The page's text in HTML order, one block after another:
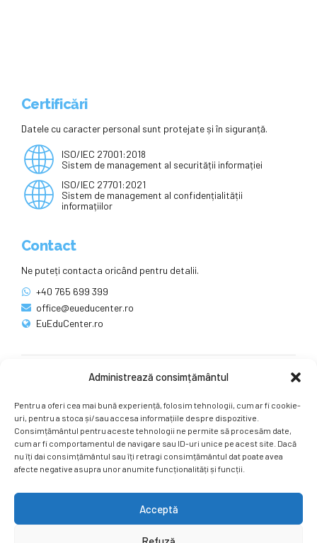
Administrează consimțământul
Pentru a oferi cea mai bună experiență, folosim tehnologii, cum ar fi cookie-
uri, pentru a stoca și/sau accesa informațiile despre dispozitive.
Consimțământul pentru aceste tehnologii ne permite să procesăm date,
cum ar fi comportamentul de navigare sau ID-uri unice pe acest site. Dacă
nu îți dai consimțământul sau îți retragi consimțământul dat poate avea
afecte negative asupra unor anumite funcționalități și funcții.
Acceptă
Certificări
Datele cu caracter personal sunt protejate și în siguranță.
ISO/IEC 27001:2018
Sistem de management al securității informației
ISO/IEC 27701:2021
Sistem de management al confidențialității
informațiilor
Contact
Ne puteți contacta oricând pentru detalii.
+40 765 699 399
office@eueducenter.ro
EuEduCenter.ro
Ne puteți găsi și pe rețelele sociale.